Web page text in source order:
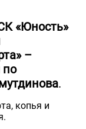
«Юность»
–
по
.
копья и